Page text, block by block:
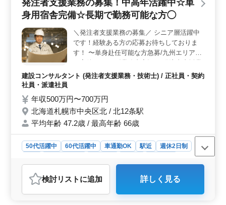
発注者支援業務の募集！中高年活躍中☆単
身用宿舎完備☆長期で勤務可能な方◯
＼発注者支援業務の募集／ シニア層活躍中
です！経験ある方の応募お待ちしておりま
す！ 〜単身赴任可能な方急募/九州エリアで
務(工事監督支援業務) ・工事管理(品質・工
作製，修正 ・資料作成業務 等 《条件面優遇
資格》 ・技術士(種類不問) ・RCCM(種類不
問) ◯単身用宿舎完備 ◯社会保険完備 資格
をお持ちの方は条件面優遇致します！ 5お気
軽にお問い合わせ下さい♪
建設コンサルタント (発注者支援業務・技術士) / 正社員・契約
社員・派遣社員
年収500万円〜700万円
北海道札幌市中央区北 / 北12条駅
平均年齢 47.2歳 / 最高年齢 66歳
50代活躍中 60代活躍中 車通勤OK 駅近
週休2日制
おすすめポイント
＜経験者優遇＞ 発注者支援業務の経験をお持ちの方、
検討リスト に追加 詳しく見る